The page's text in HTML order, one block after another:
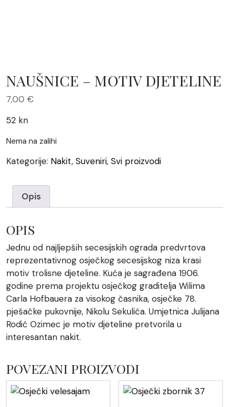
NAUŠNICE – MOTIV DJETELINE
7,00 €
52 kn
Nema na zalihi
Kategorije: Nakit, Suveniri, Svi proizvodi
Opis
OPIS
Jednu od najljepših secesijskih ograda predvrtova
reprezentativnog osječkog secesijskog niza krasi
motiv trolisne djeteline. Kuća je sagrađena 1906.
godine prema projektu osječkog graditelja Wilima
Carla Hofbauera za visokog časnika, osječke 78.
pješačke pukovnije, Nikolu Sekulića. Umjetnica Julijana
Rodić Ozimec je motiv djeteline pretvorila u
interesantan nakit.
POVEZANI PROIZVODI